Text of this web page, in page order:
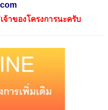
จ้าของโครงการนะครับ